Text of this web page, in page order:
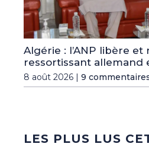
Algérie : l’ANP libère
ressortissant allemand
8 août 2026 | 9
LES PLUS LUS